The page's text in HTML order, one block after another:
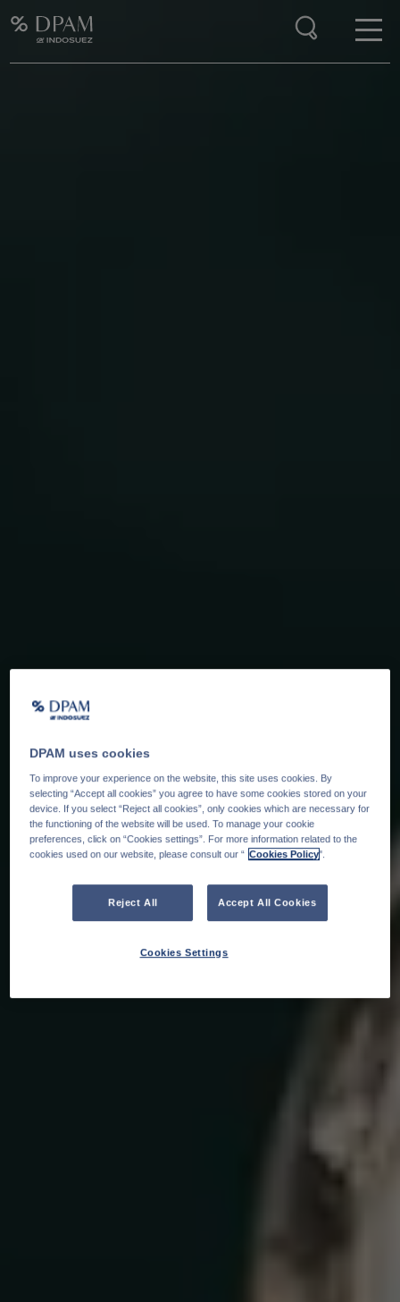
DPAM uses cookies
To improve your experience on the website, this site uses cookies. By
selecting “Accept all cookies” you agree to have some cookies stored on your
device. If you select “Reject all cookies”, only cookies which are necessary for
the functioning of the website will be used. To manage your cookie
preferences, click on “Cookies settings”. For more information related to the
cookies used on our website, please consult our “ Cookies Policy".
Reject All Accept All Cookies
Cookies Settings